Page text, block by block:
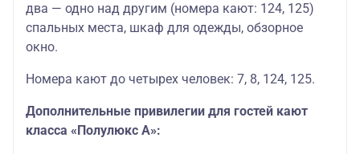
два — одно над другим (номера кают: 124, 125)
спальных места, шкаф для одежды, обзорное
окно.
Номера кают до четырех человек: 7, 8, 124, 125.
Дополнительные привилегии для гостей кают
класса «Полулюкс А»: